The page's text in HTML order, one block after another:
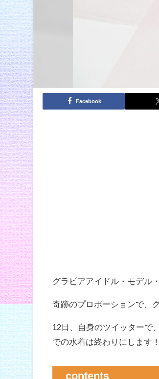
Facebook
グラビアアイドル・モデル
奇跡のプロポーションで、
12日、自身のツイッターで、
での水着は終わりにします
contents